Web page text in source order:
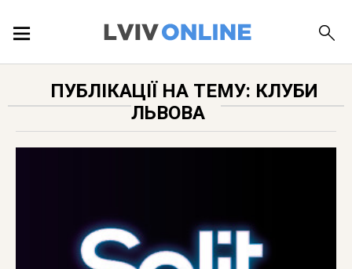
ПУБЛІКАЦІЇ НА ТЕМУ: КЛУБИ
ЛЬВОВА